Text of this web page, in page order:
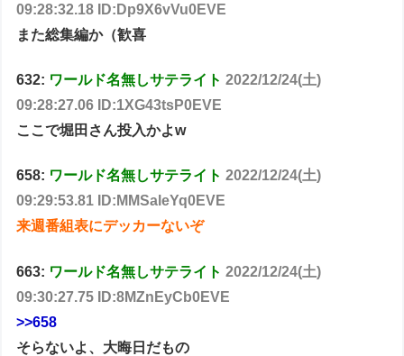
09:28:32.18 ID:Dp9X6vVu0EVE
また総集編か（歓喜
632: ワールド名無しサテライト 2022/12/24(土)
09:28:27.06 ID:1XG43tsP0EVE
ここで堀田さん投入かよw
658: ワールド名無しサテライト 2022/12/24(土)
09:29:53.81 ID:MMSaleYq0EVE
来週番組表にデッカーないぞ
663: ワールド名無しサテライト 2022/12/24(土)
09:30:27.75 ID:8MZnEyCb0EVE
>>658
そらないよ、大晦日だもの